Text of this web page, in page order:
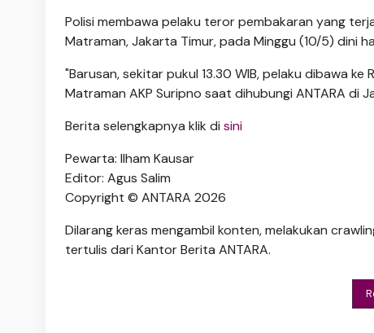
Polisi membawa pelaku teror pembakaran yang
Matraman, Jakarta Timur, pada Minggu (10/5) dini
"Barusan, sekitar pukul 13.30 WIB, pelaku dibawa
Matraman AKP Suripno saat dihubungi ANTARA di
Berita selengkapnya klik di sini
Pewarta: Ilham Kausar
Editor: Agus Salim
Copyright © ANTARA 2026
Dilarang keras mengambil konten, melakukan
tertulis dari Kantor Berita ANTARA.